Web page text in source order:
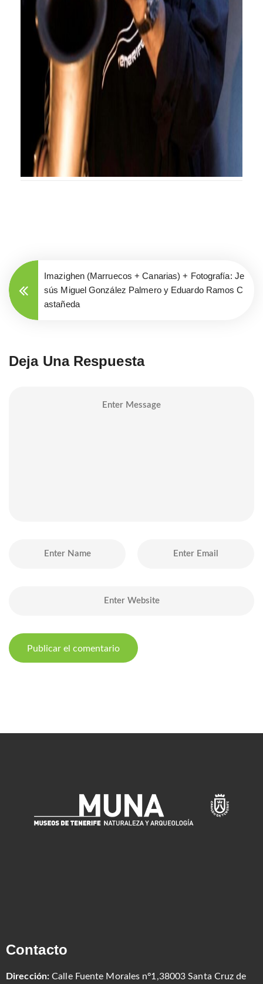
Imazighen (Marruecos + Canarias) + Fotografía: Je
sús Miguel González Palmero y Eduardo Ramos C
astañeda
Deja Una Respuesta
Contacto
Dirección: Calle Fuente Morales nº1,38003 Santa Cruz de